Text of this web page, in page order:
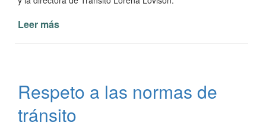
Leer más
Municipal
se
capacita
Respeto a las normas de
tránsito